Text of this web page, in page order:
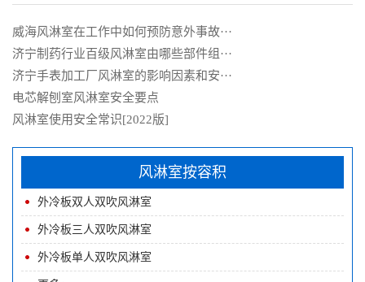
威海风淋室在工作中如何预防意外事故···
济宁制药行业百级风淋室由哪些部件组···
济宁手表加工厂风淋室的影响因素和安···
电芯解刨室风淋室安全要点
风淋室使用安全常识[2022版]
风淋室按容积
外冷板双人双吹风淋室
外冷板三人双吹风淋室
外冷板单人双吹风淋室